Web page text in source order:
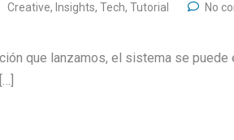
Creative, Insights, Tech, Tutorial No
que lanzamos, el sistema se